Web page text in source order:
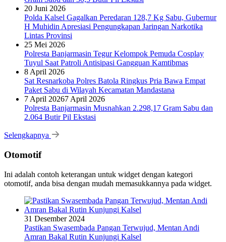
20 Juni 2026
Polda Kalsel Gagalkan Peredaran 128,7 Kg Sabu, Gubernur
H Muhidin Apresiasi Pengungkapan Jaringan Narkotika
Lintas Provinsi
25 Mei 2026
Polresta Banjarmasin Tegur Kelompok Pemuda Cosplay
Tuyul Saat Patroli Antisipasi Gangguan Kamtibmas
8 April 2026
Sat Resnarkoba Polres Batola Ringkus Pria Bawa Empat
Paket Sabu di Wilayah Kecamatan Mandastana
7 April 20267 April 2026
Polresta Banjarmasin Musnahkan 2.298,17 Gram Sabu dan
2.064 Butir Pil Ekstasi
Selengkapnya
Otomotif
Ini adalah contoh keterangan untuk widget dengan kategori
otomotif, anda bisa dengan mudah memasukkannya pada widget.
31 Desember 2024
Pastikan Swasembada Pangan Terwujud, Mentan Andi
Amran Bakal Rutin Kunjungi Kalsel